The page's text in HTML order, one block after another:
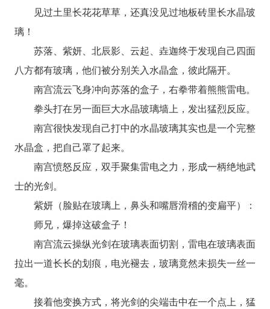
见过土里长花花草草，还真没见过地板砖里长水晶玻
璃！
苏落、紫妍、北辰影、云起、垚迦终于发现自己四面
八方都有玻璃，他们被分别关入水晶盒，彼此隔开。
南宫流云飞身冲向苏落的盒子，右拳带着熊熊雷电。
拳头打在另一面巨大水晶玻璃墙上，发出猛烈反应。
南宫很快发现自己打中的水晶玻璃其实也是一个完整
水晶盒，把自己罩了起来。
南宫愤怒反应，双手聚集雷电之力，形成一柄绝地武
士的光剑。
紫妍（脸贴在玻璃上，鼻头和嘴唇滑稽的变扁平）：
师兄，爆掉这破盒子！
南宫流云操纵光剑在玻璃表面切割，雷电在玻璃表面
拉出一道长长的划痕，电光褪去，玻璃竟然未损失一丝一
毫。
接着他变换方式，将光剑的尖端击中在一个点上，猛